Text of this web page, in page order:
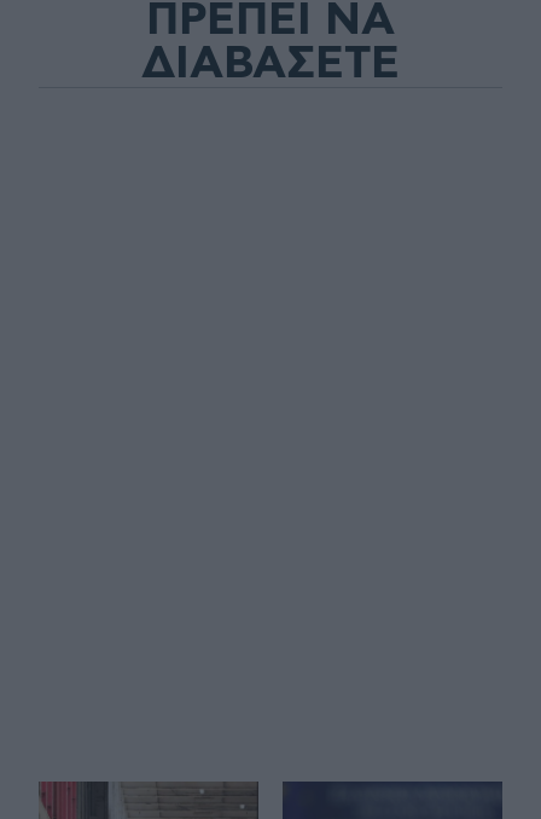
ΠΡΕΠΕΙ ΝΑ
ΔΙΑΒΑΣΕΤΕ